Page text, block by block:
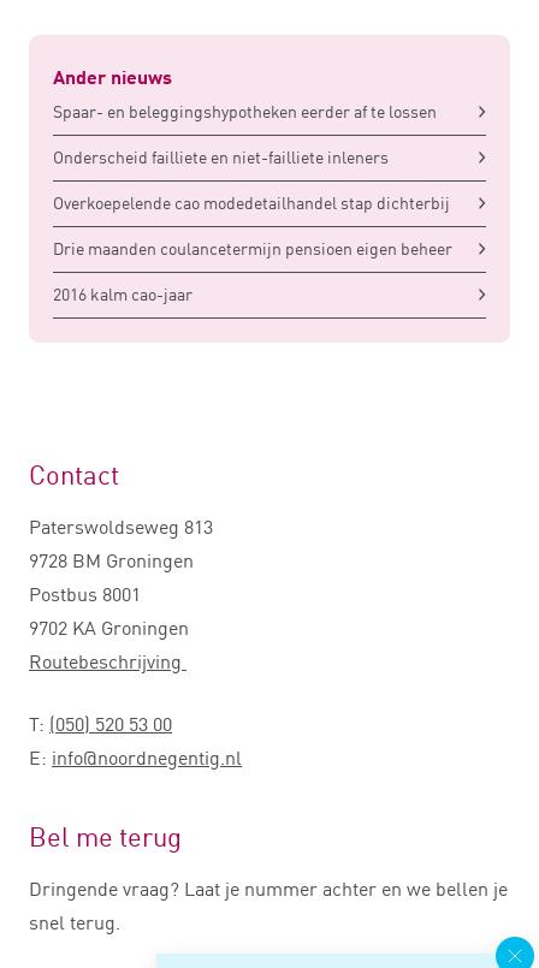
Ander nieuws
Spaar- en beleggingshypotheken eerder af te lossen
Onderscheid failliete en niet-failliete inleners
Overkoepelende cao modedetailhandel stap dichterbij
Drie maanden coulancetermijn pensioen eigen beheer
2016 kalm cao-jaar
Contact
Paterswoldseweg 813
9728 BM Groningen
Postbus 8001
9702 KA Groningen
Routebeschrijving
T: (050) 520 53 00
E: info@noordnegentig.nl
Bel me terug
Dringende vraag? Laat je nummer achter en we bellen je
snel terug.